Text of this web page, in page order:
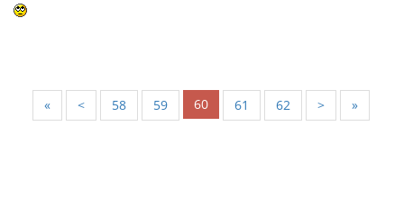
« < 58 59 60 61 62 > »